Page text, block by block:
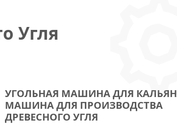
Угля
УГОЛЬНАЯ МАШИНА ДЛЯ
МАШИНА ДЛЯ ПРОИЗВОДСТВА
ДРЕВЕСНОГО УГЛЯ